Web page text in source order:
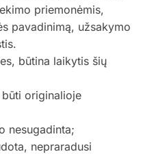
priemonėmis,
pavadinimą, užsakymo
būtina laikytis šių
originalioje
nesugadinta;
nepraradusi